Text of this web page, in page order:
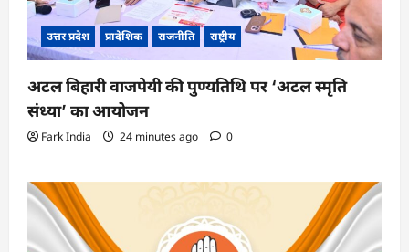
उत्तर प्रदेश प्रादेशिक राजनीति राष्ट्रीय
अटल बिहारी वाजपेयी की पुण्यतिथि पर ‘अटल स्मृति
संध्या’ का आयोजन
Fark India 24 minutes ago 0